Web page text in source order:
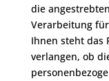
die
Verarbeitung
Ihnen steht das
verlangen, ob